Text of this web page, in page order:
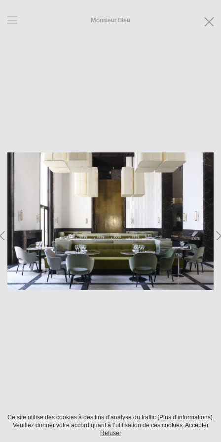
Monsieur Bleu
Paris
Ce site utilise des cookies à des fins d’analyse du traffic (Plus d’informations).
Veuillez donner votre accord quant à l’utilisation de ces cookies:Accepter
Refuser